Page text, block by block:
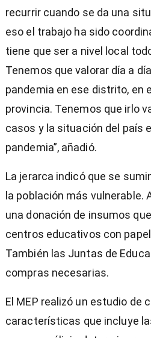
recurrir cuando se da una
eso el trabajo ha sido
tiene que ser a nivel local
Tenemos que valorar día a
pandemia en ese distrito, en
provincia. Tenemos que irlo
casos y la situación del país
pandemia”, añadió.
La jerarca indicó que se
la población más vulnerable.
una donación de insumos
centros educativos con
También las Juntas de
compras necesarias.
El MEP realizó un estudio de
características que incluye